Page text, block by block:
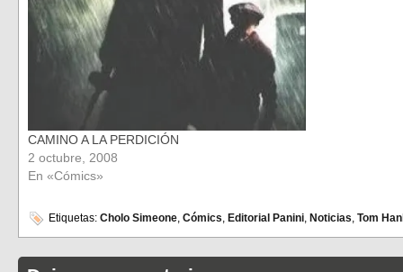
CAMINO A LA PERDICIÓN
2 octubre, 2008
En «Cómics»
Etiquetas: Cholo Simeone, Cómics, Editorial Panini, Noticias, Tom